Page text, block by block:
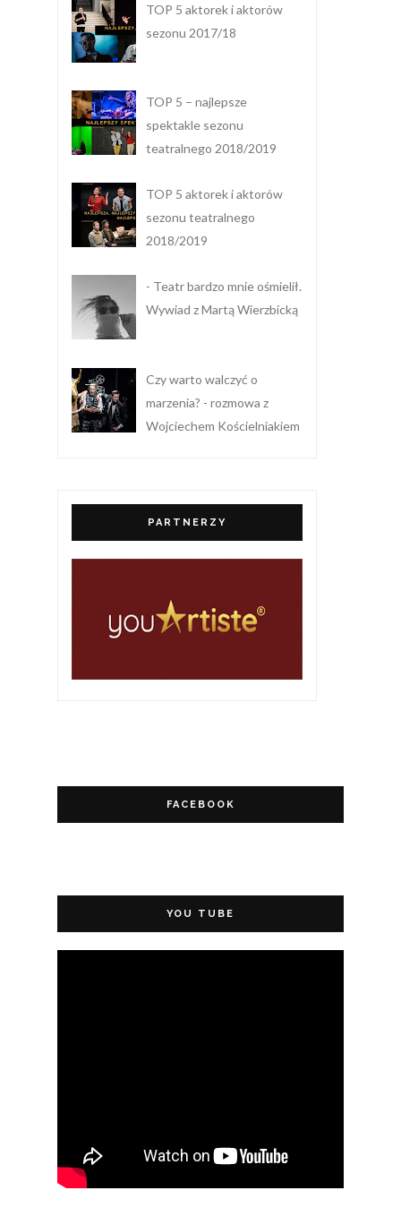
TOP 5 aktorek i aktorów
sezonu 2017/18
TOP 5 – najlepsze
spektakle sezonu
teatralnego 2018/2019
TOP 5 aktorek i aktorów
sezonu teatralnego
2018/2019
- Teatr bardzo mnie ośmielił.
Wywiad z Martą Wierzbicką
Czy warto walczyć o
marzenia? - rozmowa z
Wojciechem Kościelniakiem
PARTNERZY
FACEBOOK
YOU TUBE